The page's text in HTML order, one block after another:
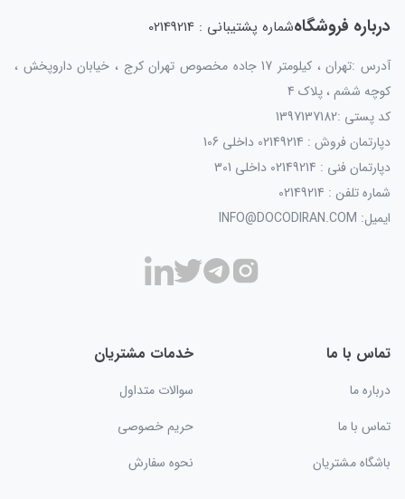
درباره فروشگاهشماره پشتیبانی : 02149214
آدرس :تهران ، کیلومتر 17 جاده مخصوص تهران کرج ، خیابان داروپخش ،
کوچه ششم ، پلاک 4
کد پستی :1397137182
دپارتمان فروش : 02149214 داخلی 106
دپارتمان فنی : 02149214 داخلی 301
شماره تلفن : 02149214
ایمیل: INFO@DOCODIRAN.COM
تماس با ما
درباره ما
تماس با ما
باشگاه مشتریان
خدمات مشتریان
سوالات متداول
حریم خصوصی
نحوه سفارش